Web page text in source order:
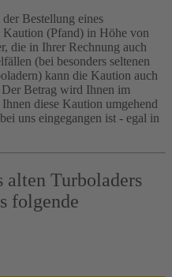
Bestellung eines
Kaution (Pfand) in Höhe von
die in Ihrer Rechnung auch
(bei besonders seltenen
kann die Kaution auch
Der Betrag wird Ihnen im
diese Kaution umgehend
uns eingegangen ist - egal in
alten Turboladers
folgende